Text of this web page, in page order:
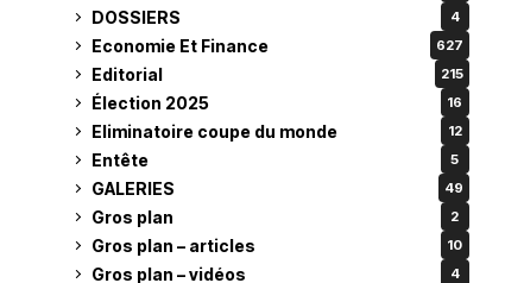
DOSSIERS 4
Economie Et Finance 627
Editorial 215
Élection 2025 16
Eliminatoire coupe du monde 12
Entête 5
GALERIES 49
Gros plan 2
Gros plan – articles 10
Gros plan – vidéos 4